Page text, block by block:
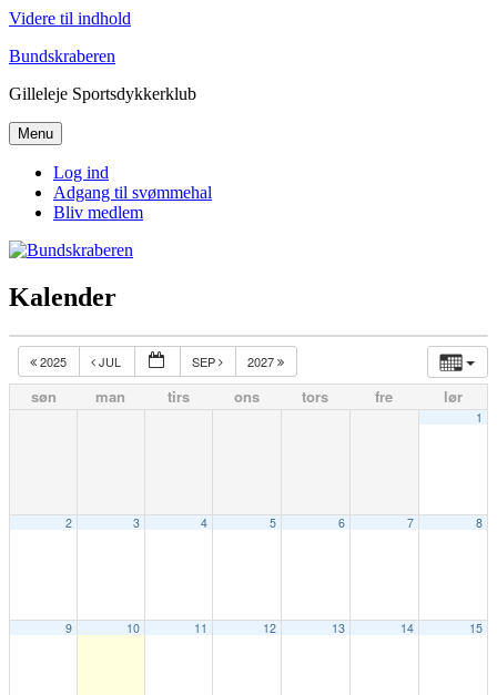
Videre til indhold
Bundskraberen
Gilleleje Sportsdykkerklub
Menu
Log ind
Adgang til svømmehal
Bliv medlem
Kalender
2025 JUL SEP 2027
søn man tirs ons tors fre lør
1
2 3 4 5 6 7 8
9 10 11 12 13 14 15